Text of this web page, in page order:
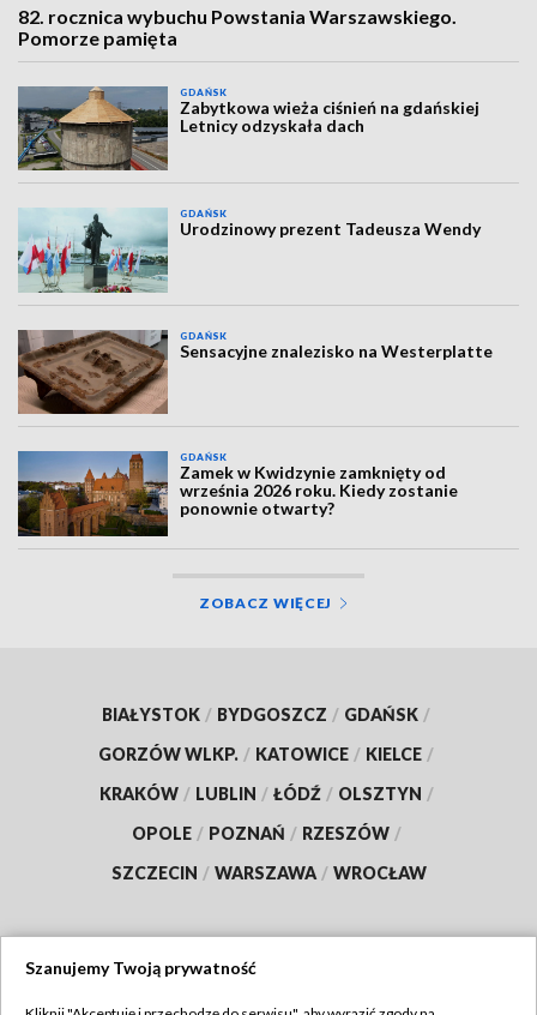
82. rocznica wybuchu Powstania Warszawskiego.
Pomorze pamięta
GDAŃSK
Zabytkowa wieża ciśnień na gdańskiej
Letnicy odzyskała dach
GDAŃSK
Urodzinowy prezent Tadeusza Wendy
GDAŃSK
Sensacyjne znalezisko na Westerplatte
GDAŃSK
Zamek w Kwidzynie zamknięty od
września 2026 roku. Kiedy zostanie
ponownie otwarty?
ZOBACZ WIĘCEJ
BIAŁYSTOK / BYDGOSZCZ / GDAŃSK /
GORZÓW WLKP. / KATOWICE / KIELCE /
KRAKÓW / LUBLIN / ŁÓDŹ / OLSZTYN /
OPOLE / POZNAŃ / RZESZÓW /
SZCZECIN / WARSZAWA / WROCŁAW
Szanujemy Twoją prywatność